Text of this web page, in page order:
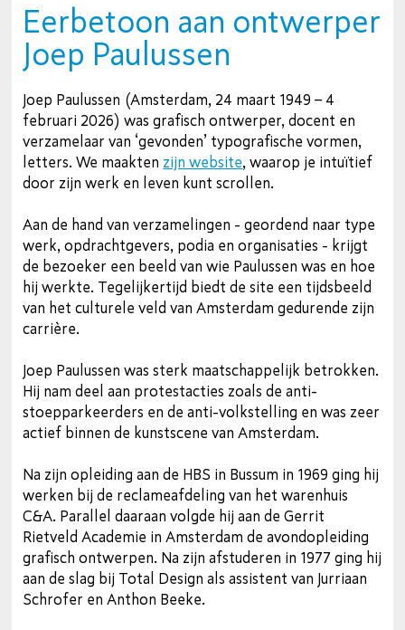
Eerbetoon aan ontwerper
Joep Paulussen
Joep Paulussen (Amsterdam, 24 maart 1949 – 4
februari 2026) was grafisch ontwerper, docent en
verzamelaar van ‘gevonden’ typografische vormen,
letters. We maakten zijn website, waarop je intuïtief
door zijn werk en leven kunt scrollen.
Aan de hand van verzamelingen - geordend naar type
werk, opdrachtgevers, podia en organisaties - krijgt
de bezoeker een beeld van wie Paulussen was en hoe
hij werkte. Tegelijkertijd biedt de site een tijdsbeeld
van het culturele veld van Amsterdam gedurende zijn
carrière.
Joep Paulussen was sterk maatschappelijk betrokken.
Hij nam deel aan protestacties zoals de anti-
stoepparkeerders en de anti-volkstelling en was zeer
actief binnen de kunstscene van Amsterdam.
Na zijn opleiding aan de HBS in Bussum in 1969 ging hij
werken bij de reclameafdeling van het warenhuis
C&A. Parallel daaraan volgde hij aan de Gerrit
Rietveld Academie in Amsterdam de avondopleiding
grafisch ontwerpen. Na zijn afstuderen in 1977 ging hij
aan de slag bij Total Design als assistent van Jurriaan
Schrofer en Anthon Beeke.